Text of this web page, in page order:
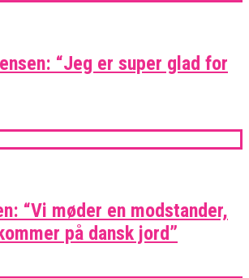
“Jeg er super glad for
“Vi møder en modstander,
på dansk jord”